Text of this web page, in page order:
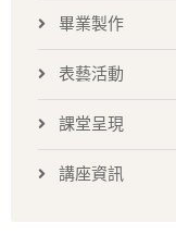
畢業製作
表藝活動
課堂呈現
講座資訊